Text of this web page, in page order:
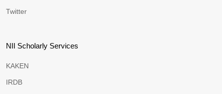
Twitter
NII Scholarly Services
KAKEN
IRDB